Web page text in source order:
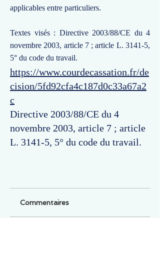
applicables entre particuliers.
Textes visés : Directive 2003/88/CE du 4
novembre 2003, article 7 ; article L. 3141-5,
5° du code du travail.
https://www.courdecassation.fr/de
cision/5fd92cfa4c187d0c33a67a2
c
Directive 2003/88/CE du 4
novembre 2003, article 7 ; article
L. 3141-5, 5° du code du travail.
Commentaires